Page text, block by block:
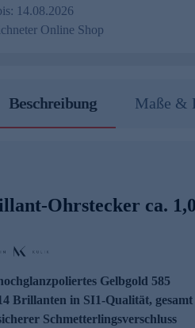
14.08.2026
Online Shop
Beschreibung Maße &
Ohrstecker ca.
Gelbgold 585
Brillanten in SI1-Qualität, gesamt
Schmetterlingsverschluss